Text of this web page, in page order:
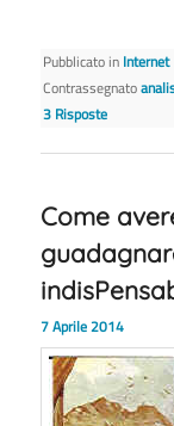
Pubblicato inInternet
Contrassegnato
3Risposte
Come
7 Aprile 2014